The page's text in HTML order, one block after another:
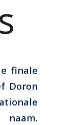
finale
Doron